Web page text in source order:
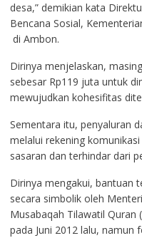
desa,” demikian kata
Bencana Sosial,
di Ambon.
Dirinya menjelaskan,
sebesar Rp119 juta untuk
mewujudkan kohesifitas
Sementara itu, penyaluran
melalui rekening
sasaran dan terhindar dari
Dirinya mengakui, bantuan
secara simbolik oleh
Musabaqah Tilawatil Quran
pada Juni 2012 lalu, namun